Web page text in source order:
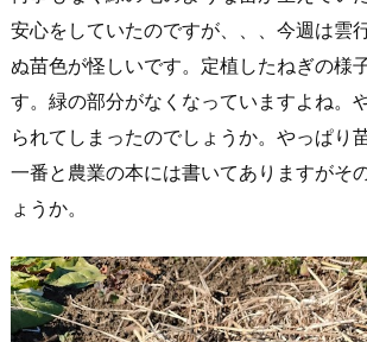
安心をしていたのですが、、、今週は雲
ぬ苗色が怪しいです。定植したねぎの様
す。緑の部分がなくなっていますよね。
られてしまったのでしょうか。やっぱり
一番と農業の本には書いてありますがそ
ょうか。